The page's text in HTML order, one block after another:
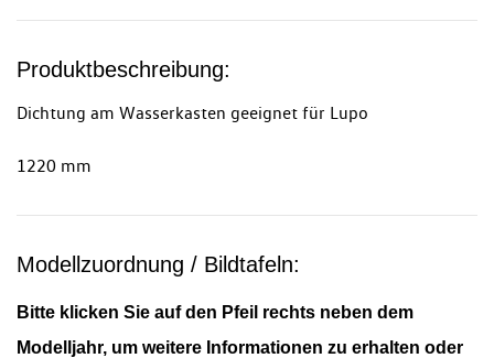
Produktbeschreibung:
Dichtung am Wasserkasten geeignet für Lupo
1220 mm
Modellzuordnung / Bildtafeln:
Bitte klicken Sie auf den Pfeil rechts neben dem
Modelljahr, um weitere Informationen zu erhalten oder